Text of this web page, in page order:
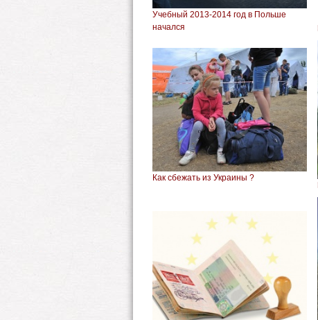
Учебный 2013-2014 год в Польше
начался
Как сбежать из Украины ?